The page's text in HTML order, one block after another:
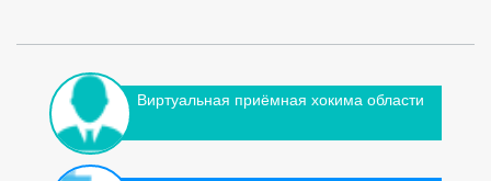
Виртуальная приёмная хокима области